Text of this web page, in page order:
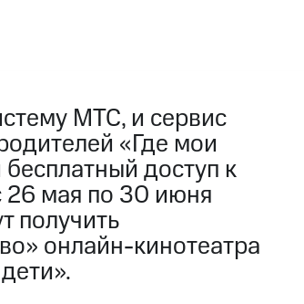
МТС, и сервис
«Где мои
доступ к
26 мая по 30 июня
получить
онлайн-кинотеатра